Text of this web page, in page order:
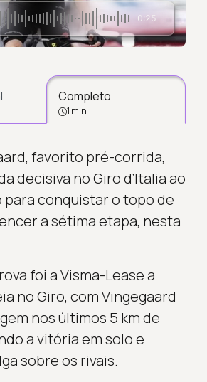
0:25
Completo
1 min
favorito pré-corrida,
decisiva no Giro d’Italia ao
conquistar o topo de
a sétima etapa, nesta
foi a Visma-Lease a
no Giro, com Vingegaard
nos últimos 5 km de
a vitória em solo e
sobre os rivais.